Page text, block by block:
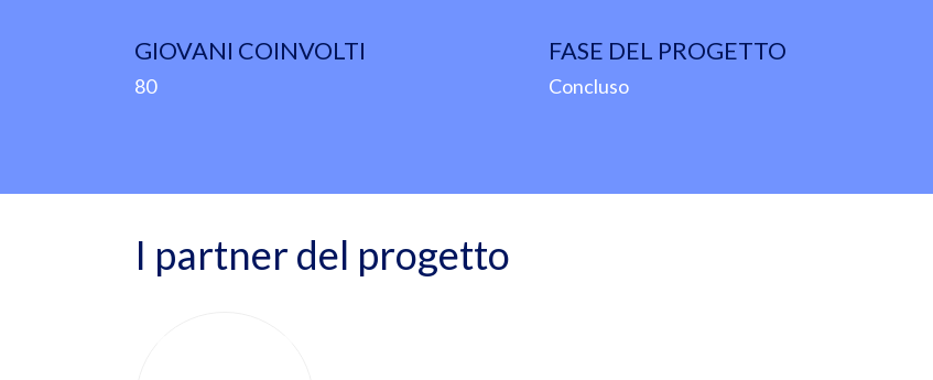
GIOVANI COINVOLTI
80
FASE DEL PROGETTO
Concluso
I partner del progetto